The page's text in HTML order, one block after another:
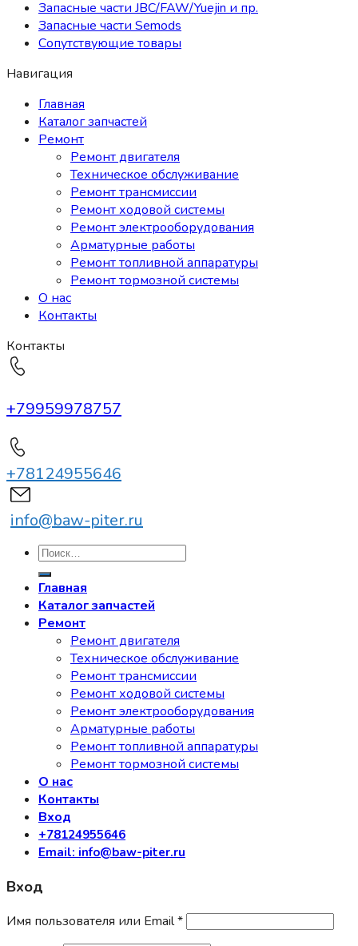
Запасные части JBC/FAW/Yuejin и пр.
Запасные части Semods
Сопутствующие товары
Навигация
Главная
Каталог запчастей
Ремонт
Ремонт двигателя
Техническое обслуживание
Ремонт трансмиссии
Ремонт ходовой системы
Ремонт электрооборудования
Арматурные работы
Ремонт топливной аппаратуры
Ремонт тормозной системы
О нас
Контакты
Контакты
+79959978757
+78124955646
info@baw-piter.ru
Искать:
Главная
Каталог запчастей
Ремонт
Ремонт двигателя
Техническое обслуживание
Ремонт трансмиссии
Ремонт ходовой системы
Ремонт электрооборудования
Арматурные работы
Ремонт топливной аппаратуры
Ремонт тормозной системы
О нас
Контакты
Вход
+78124955646
Email: info@baw-piter.ru
Вход
Имя пользователя или Email*